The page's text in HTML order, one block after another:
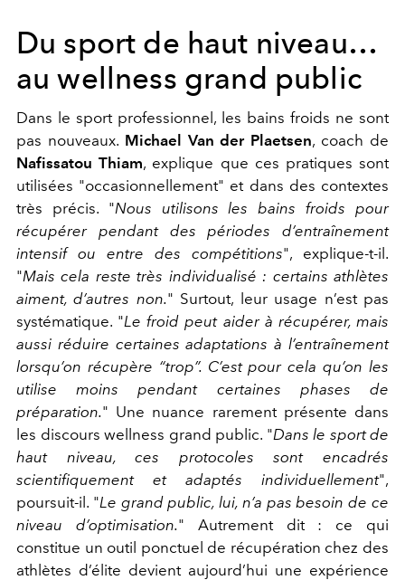
Du sport de haut niveau…
au wellness grand public
Dans le sport professionnel, les bains froids ne sont
pas nouveaux. Michael Van der Plaetsen, coach de
Nafissatou Thiam, explique que ces pratiques sont
utilisées "occasionnellement" et dans des contextes
très précis. "Nous utilisons les bains froids pour
récupérer pendant des périodes d’entraînement
intensif ou entre des compétitions", explique-t-il.
"Mais cela reste très individualisé : certains athlètes
aiment, d’autres non." Surtout, leur usage n’est pas
systématique. "Le froid peut aider à récupérer, mais
aussi réduire certaines adaptations à l’entraînement
lorsqu’on récupère “trop”. C’est pour cela qu’on les
utilise moins pendant certaines phases de
préparation." Une nuance rarement présente dans
les discours wellness grand public. "Dans le sport de
haut niveau, ces protocoles sont encadrés
scientifiquement et adaptés individuellement",
poursuit-il. "Le grand public, lui, n’a pas besoin de ce
niveau d’optimisation." Autrement dit : ce qui
constitue un outil ponctuel de récupération chez des
athlètes d’élite devient aujourd’hui une expérience